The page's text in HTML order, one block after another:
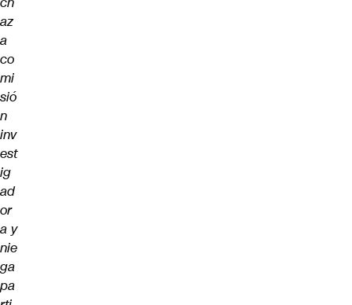
az
a
co
mi
sió
n
inv
est
ig
ad
or
a y
nie
ga
pa